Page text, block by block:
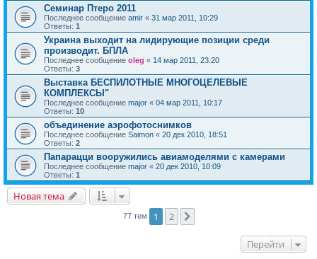
Семинар Птеро 2011
Последнее сообщение amir « 31 мар 2011, 10:29
Ответы: 1
Украина выходит на лидирующие позиции среди
производит. БПЛА
Последнее сообщение oleg « 14 мар 2011, 23:20
Ответы: 3
Выставка БЕСПИЛОТНЫЕ МНОГОЦЕЛЕВЫЕ
КОМПЛЕКСЫ"
Последнее сообщение major « 04 мар 2011, 10:17
Ответы: 10
объединение аэрофотоснимков
Последнее сообщение Saimon « 20 дек 2010, 18:51
Ответы: 2
Папарацци вооружились авиамоделями с камерами
Последнее сообщение major « 20 дек 2010, 10:09
Ответы: 1
Новая тема
77 тем 1 2
Перейти